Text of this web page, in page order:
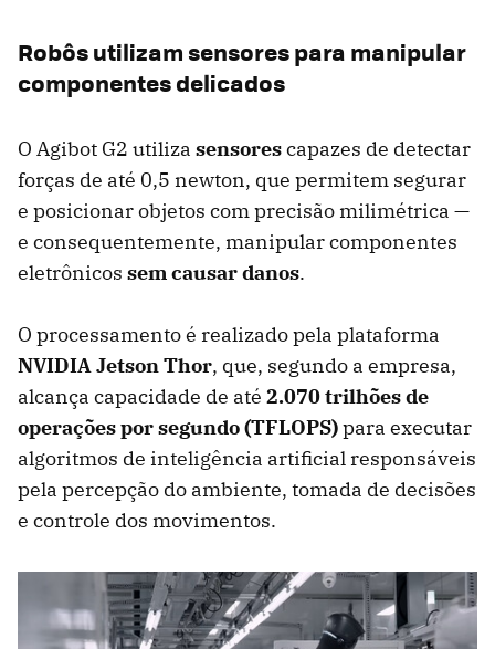
Robôs utilizam sensores para manipular
componentes delicados
O Agibot G2 utiliza sensorescapazes de detectar
forças de até 0,5 newton, que permitem segurar
e posicionar objetos com precisão milimétrica —
e consequentemente, manipular componentes
eletrônicos sem causar danos.
O processamento é realizado pela plataforma
NVIDIA Jetson Thor, que, segundo a empresa,
alcança capacidade de até 2.070 trilhões de
operações por segundo (TFLOPS)para executar
algoritmos de inteligência artificial responsáveis
pela percepção do ambiente, tomada de decisões
e controle dos movimentos.